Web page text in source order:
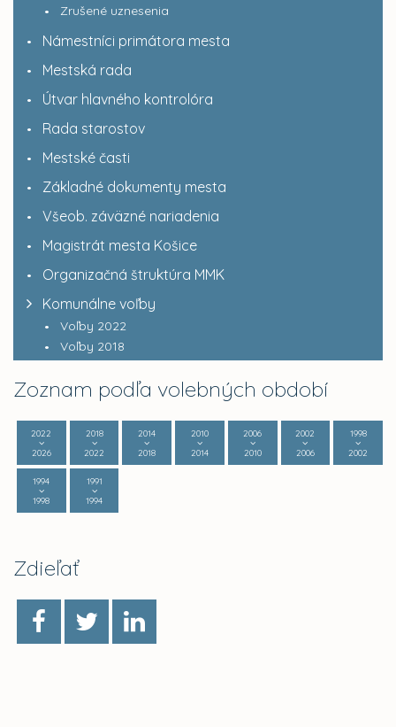
Zrušené uznesenia
Námestníci primátora mesta
Mestská rada
Útvar hlavného kontrolóra
Rada starostov
Mestské časti
Základné dokumenty mesta
Všeob. záväzné nariadenia
Magistrát mesta Košice
Organizačná štruktúra MMK
Komunálne voľby
Voľby 2022
Voľby 2018
Zoznam podľa volebných období
2022
2026
2018
2022
2014
2018
2010
2014
2006
2010
2002
2006
1998
2002
1994
1998
1991
1994
Zdieľať